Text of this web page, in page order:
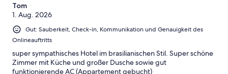
Tom
1. Aug. 2026
Gut: Sauberkeit, Check-in, Kommunikation und Genauigkeit des
Onlineauftritts
super sympathisches Hotel im brasilianischen Stil. Super schöne
Zimmer mit Küche und großer Dusche sowie gut
funktionierende AC (Appartement gebucht)